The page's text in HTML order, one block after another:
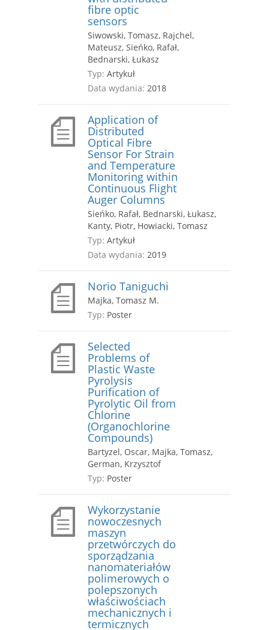
fibre optic
sensors
Siwowski, Tomasz, Rajchel,
Mateusz, Sieńko, Rafał,
Bednarski, Łukasz
Typ: Artykuł
Data wydania: 2018
Application of
Distributed
Optical Fibre
Sensor For Strain
and Temperature
Monitoring within
Continuous Flight
Auger Columns
Sieńko, Rafał, Bednarski, Łukasz,
Kanty, Piotr, Howiacki, Tomasz
Typ: Artykuł
Data wydania: 2019
Norio Taniguchi
Majka, Tomasz M.
Typ: Poster
Selected
Problems of
Plastic Waste
Pyrolysis
Purification of
Pyrolytic Oil from
Chlorine
(Organochlorine
Compounds)
Bartyzel, Oscar, Majka, Tomasz,
German, Krzysztof
Typ: Poster
Wykorzystanie
nowoczesnych
maszyn
przetwórczych do
sporządzania
nanomateriałów
polimerowych o
polepszonych
właściwościach
mechanicznych i
termicznych